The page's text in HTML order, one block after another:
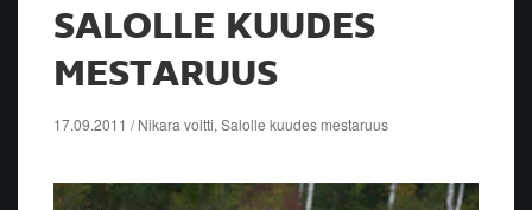
SALOLLE KUUDES
MESTARUUS
17.09.2011 / Nikara voitti, Salolle kuudes mestaruus